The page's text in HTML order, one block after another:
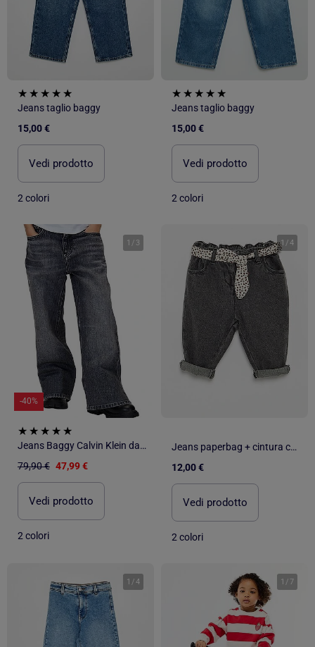
Jeans taglio baggy
15,00 €
Vedi prodotto
2 colori
Jeans taglio baggy
15,00 €
Vedi prodotto
2 colori
1 / 3
-40%
Jeans Baggy Calvin Klein da Ragazzo Skater
79,90 € 47,99 €
Vedi prodotto
2 colori
1 /4
Jeans paperbag + cintura con motivo
12,00 €
Vedi prodotto
2 colori
1 /4 1 / 7